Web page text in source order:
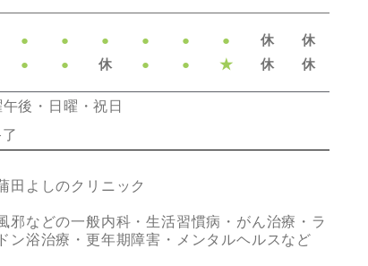
● ● ● ● ● ● 休
休
● ● 休 ● ● ★ 休 休
午後・日曜・祝日
田よしのクリニック
邪などの一般内科・生活習慣病・がん治療・ラ
ドン浴治療・更年期障害・メンタルヘルスなど